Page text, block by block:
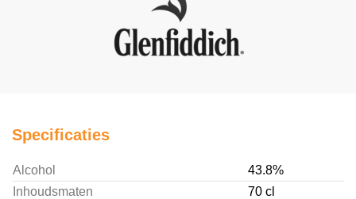
Specificaties
Alcohol
43.8%
Inhoudsmaten
70 cl